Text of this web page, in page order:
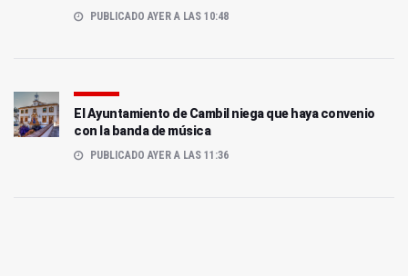
PUBLICADO AYER A LAS 10:48
El Ayuntamiento de Cambil niega que haya convenio
con la banda de música
PUBLICADO AYER A LAS 11:36